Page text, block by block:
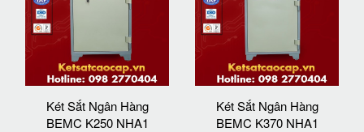
Két Sắt Ngân Hàng
BEMC K250 NHA1
Két Sắt Ngân Hàng
BEMC K370 NHA1